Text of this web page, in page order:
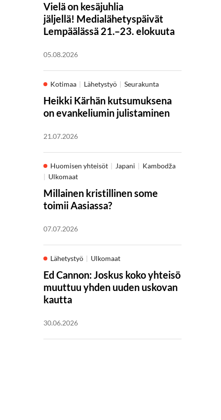
Vielä on kesäjuhlia
jäljellä! Medialähetyspäivät
Lempäälässä 21.–23. elokuuta
05.08.2026
Kotimaa Lähetystyö Seurakunta
Heikki Kärhän kutsumuksena
on evankeliumin julistaminen
21.07.2026
Huomisen yhteisöt Japani
Kambodža
Ulkomaat
Millainen kristillinen some
toimii Aasiassa?
07.07.2026
Lähetystyö Ulkomaat
Ed Cannon: Joskus koko yhteisö
muuttuu yhden uuden uskovan
kautta
30.06.2026